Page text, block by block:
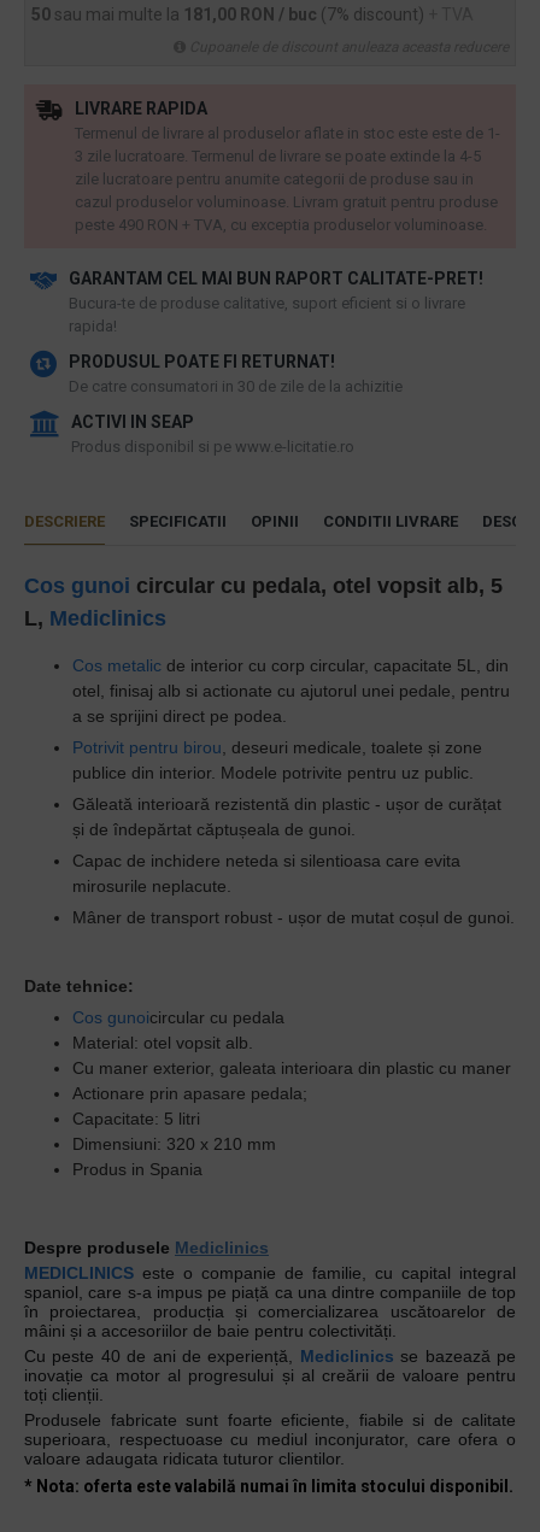
50 sau mai multe la 181,00 RON / buc (7% discount)
GARANTAM CEL MAI BUN RAPORT CALITATE-PRET!
​Bucura-te de produse calitative, suport eficient si o livrare
rapida!
PRODUSUL POATE FI RETURNAT!
De catre consumatori in 30 de zile de la achizitie
ACTIVI IN SEAP
Produs disponibil si pe www.e-licitatie.ro
LIVRARE RAPIDA
Termenul de livrare al produselor aflate in stoc este este de 1-
3 zile lucratoare. Termenul de livrare se poate extinde la 4-5
zile lucratoare pentru anumite categorii de produse sau in
cazul produselor voluminoase. Livram gratuit pentru produse
peste 490 RON + TVA, cu exceptia produselor voluminoase.
DESCRIERE SPECIFICATII OPINII CONDITII LIVRARE
Cos gunoi circular cu pedala, otel vopsit alb, 5
L, Mediclinics
Cos metalic de interior cu corp circular, capacitate 5L, din
otel, finisaj alb si actionate cu ajutorul unei pedale, pentru
a se sprijini direct pe podea.
Potrivit pentru birou , deseuri medicale, toalete și zone
publice din interior. Modele potrivite pentru uz public.
Găleată interioară rezistentă din plastic - ușor de curățat
și de îndepărtat căptușeala de gunoi.
Capac de inchidere neteda si silentioasa care evita
mirosurile neplacute.
Mâner de transport robust - ușor de mutat coșul de gunoi.
Date tehnice:
Cos gunoicircular cu pedala
Material: otel vopsit alb.
Cu maner exterior, galeata interioara din plastic cu maner
Actionare prin apasare pedala;
Capacitate: 5 litri
Dimensiuni: 320 x 210 mm
Produs in Spania
Despre produsele Mediclinics
MEDICLINICS este o companie de familie, cu capital integral
spaniol, care s-a impus pe piață ca una dintre companiile de top
în proiectarea, producția și comercializarea uscătoarelor de
mâini și a accesoriilor de baie pentru colectivități.
Cu peste 40 de ani de experiență, Mediclinics se bazează pe
inovație ca motor al progresului și al creării de valoare pentru
toți clienții.
Produsele fabricate sunt foarte eficiente, fiabile si de calitate
superioara, respectuoase cu mediul inconjurator, care ofera o
valoare adaugata ridicata tuturor clientilor.
* Nota: oferta este valabilă numai în limita stocului disponibil.